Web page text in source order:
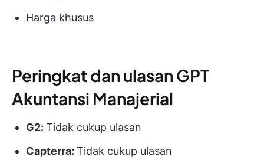
Harga khusus
Peringkat dan ulasan GPT
Akuntansi Manajerial
G2: Tidak cukup ulasan
Capterra: Tidak cukup ulasan